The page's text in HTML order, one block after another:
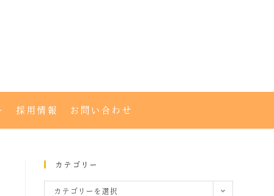
採用情報 お問い合わせ
カテゴリー
カテゴリーを選択